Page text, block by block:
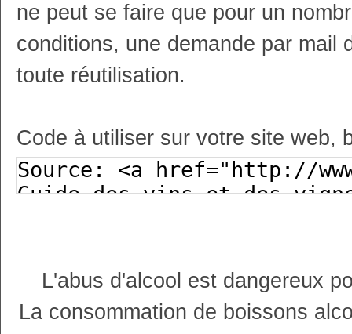
ne peut se faire que pour un
conditions, une demande par mail
toute réutilisation.
Code à utiliser sur votre site web,
L'abus d'alcool est dangereux
La consommation de boissons